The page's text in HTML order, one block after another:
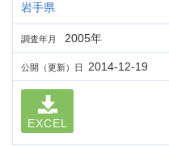
岩手県
調査年月 2005年
公開（更新）日 2014-12-19
EXCEL